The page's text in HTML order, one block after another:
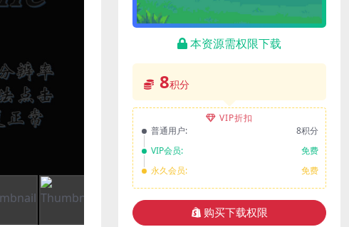
本资源需权限下载
8积分
VIP折扣
普通用户:
8积分
VIP会员:
免费
永久会员:
免费
购买下载权限